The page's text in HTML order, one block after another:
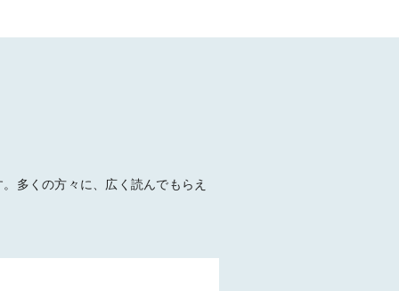
多くの方々に、広く読んでもらえ